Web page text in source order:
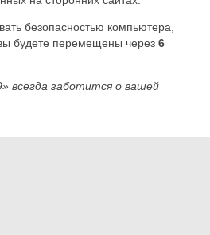
безопасностью компьютера,
вы будете перемещены через 6
всегда заботится о вашей